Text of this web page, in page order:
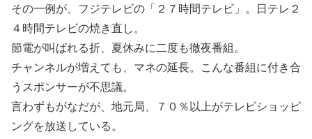
その一例が、フジテレビの「２７時間テレビ」。日テレ２
４時間テレビの焼き直し。
節電が叫ばれる折、夏休みに二度も徹夜番組。
チャンネルが増えても、マネの延長。こんな番組に付き合
うスポンサーが不思議。
言わずもがなだが、地元局、７０％以上がテレビショッピ
ングを放送している。